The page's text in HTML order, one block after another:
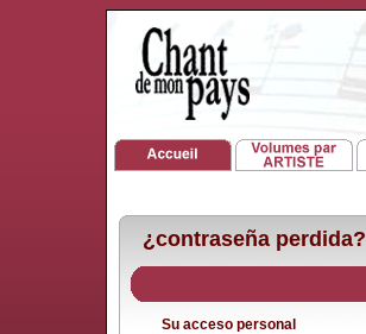
¿contraseña perdida?
Su acceso personal